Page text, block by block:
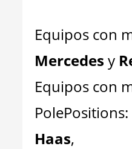
Equipos con
Mercedes y
Equipos con
PolePositions:
Haas,